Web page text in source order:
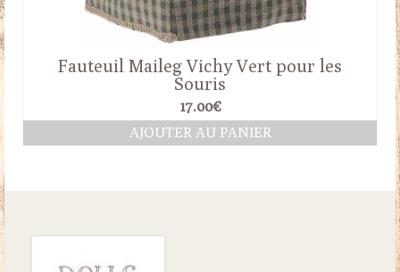
Fauteuil Maileg Vichy Vert pour les
Souris
17.00€
AJOUTER AU PANIER